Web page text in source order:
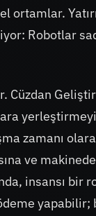
Robotlar
Cüzdan
zamanı
ve
insansı bir
yapabilir;